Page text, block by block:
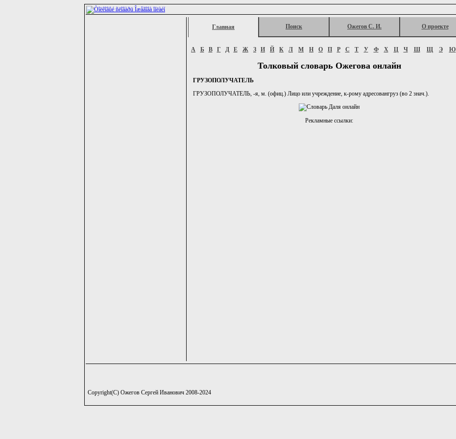
Главная Поиск Ожегов С. И. О проекте
А Б В Г Д Е Ж З И Й К Л М Н О П Р С Т У Ф Х Ц Ч Ш Щ Э Ю
Толковый словарь Ожегова онлайн
ГРУЗОПОЛУЧАТЕЛЬ
ГРУЗОПОЛУЧАТЕЛЬ, -я, м. (офиц.) Лицо или учреждение, к-рому адресовангруз (во 2 знач.).
Рекламные ссылки:
Copyright(C) Ожегов Сергей Иванович 2008-2024